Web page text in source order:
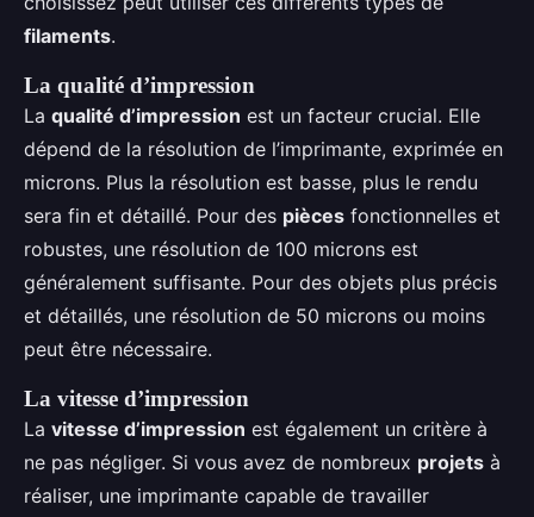
filaments.
La qualité d’impression
La qualité d’impression est un facteur crucial. Elle
dépend de la résolution de l’imprimante, exprimée en
microns. Plus la résolution est basse, plus le rendu
sera fin et détaillé. Pour des pièces fonctionnelles et
robustes, une résolution de 100 microns est
généralement suffisante. Pour des objets plus précis
et détaillés, une résolution de 50 microns ou moins
peut être nécessaire.
La vitesse d’impression
La vitesse d’impression est également un critère à
ne pas négliger. Si vous avez de nombreux projets à
réaliser, une imprimante capable de travailler